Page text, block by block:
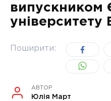
випускником
Поширити:
АВТОР
Юлія Март